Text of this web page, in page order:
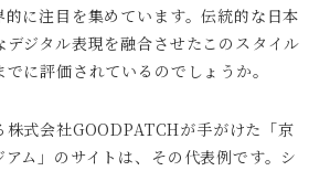
に注目を集めています。伝統的な日本
デジタル表現を融合させたこのスタイル
に評価されているのでしょうか。
株式会社GOODPATCHが手がけた「京
ム」のサイトは、その代表例です。シ